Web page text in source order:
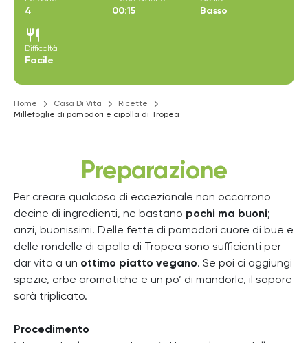
4 00:15 Basso
restaurant
Difficoltà
Facile
Home Casa Di Vita
Ricette
Millefoglie di pomodori e cipolla di Tropea
Preparazione
Per creare qualcosa di eccezionale non occorrono
decine di ingredienti, ne bastano pochi ma buoni;
anzi, buonissimi. Delle fette di pomodori cuore di bue e
delle rondelle di cipolla di Tropea sono sufficienti per
dar vita a un ottimo piatto vegano. Se poi ci aggiungi
spezie, erbe aromatiche e un po’ di mandorle, il sapore
sarà triplicato.
Procedimento